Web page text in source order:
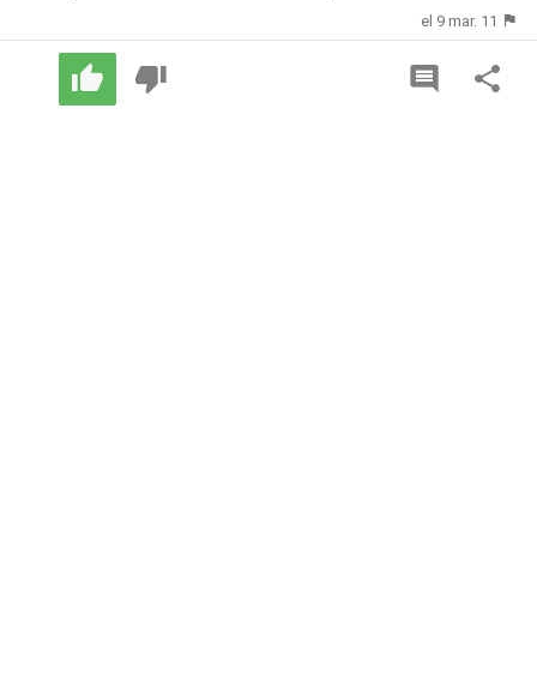
el 9 mar. 11